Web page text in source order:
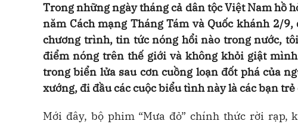
Trong những ngày tháng cả dân tộc Việt Nam hồ
năm Cách mạng Tháng Tám và Quốc khánh 2/
chương trình, tin tức nóng hổi nào trong nước,
điểm nóng trên thế giới và không khỏi giật
trong biển lửa sau cơn cuồng loạn đốt phá của
xướng, đi đầu các cuộc biểu tình này là các bạn
Mới đây, bộ phim “Mưa đỏ” chính thức rời